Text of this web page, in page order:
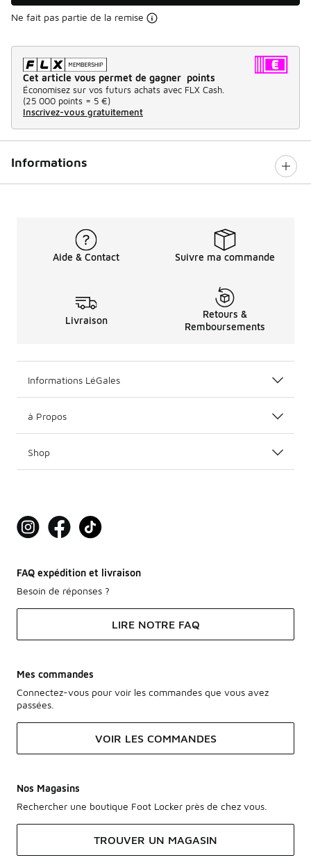
Ne fait pas partie de la remise
Cet article vous permet de gagner points
Économisez sur vos futurs achats avec FLX Cash.
(25 000 points = 5 €)
Inscrivez-vous gratuitement
Informations
Aide & Contact Suivre ma commande
Livraison
Retours &
Remboursements
Informations LéGales
à Propos
Shop
FAQ expédition et livraison
Besoin de réponses ?
LIRE NOTRE FAQ
Mes commandes
Connectez-vous pour voir les commandes que vous avez
passées.
VOIR LES COMMANDES
Nos Magasins
Rechercher une boutique Foot Locker près de chez vous.
TROUVER UN MAGASIN